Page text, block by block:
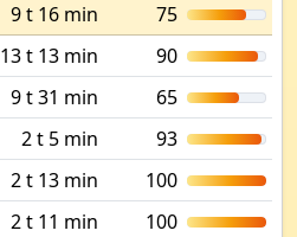
9 t 16 min
75
13 t 13 min
90
9 t 31 min
65
2 t 5 min
93
2 t 13 min
100
2 t 11 min
100